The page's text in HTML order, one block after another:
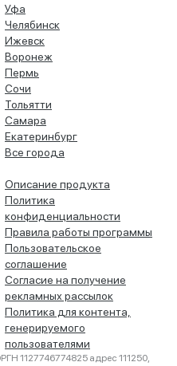
Уфа
Челябинск
Ижевск
Воронеж
Пермь
Сочи
Тольятти
Самара
Екатеринбург
Все города
Описание продукта
Политика
конфиденциальности
Правила работы программы
Пользовательское
соглашение
Согласие на получение
рекламных рассылок
Политика для контента,
генерируемого
пользователями
1127746774825 адрес 111250,